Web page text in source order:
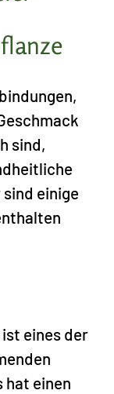
sind,
einige
eines der
hat einen